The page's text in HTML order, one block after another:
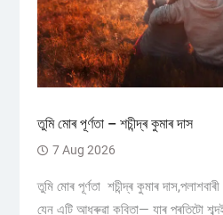
তুমি মোৰ পূৰ্ণতা – শচীন্দ্ৰ কুমাৰ দাস
7 Aug 2026
তুমি মোৰ পূৰ্ণতা শচীন্দ্ৰ কুমাৰ
যেন এটি আধৰুৱা কবিতা— যাৰ প্ৰতিটো